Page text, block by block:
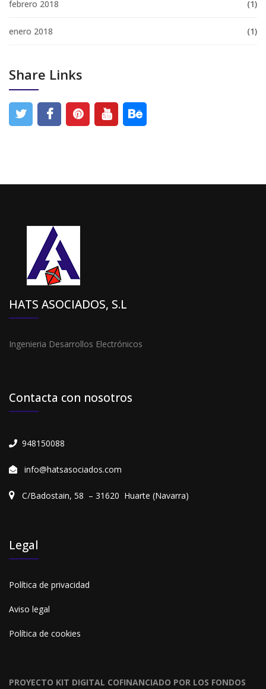
febrero 2018 (1)
enero 2018 (1)
Share Links
HATS ASOCIADOS, S.L
Ingenieria Desarrollos Electrónicos
Contacta con nosotros
948150088
info@hatsasociados.com
C/Badostain, 58 – 31620 Huarte (Navarra)
Legal
Política de privacidad
Aviso legal
Política de cookies
PROYECTO KIT DIGITAL COFINANCIADO POR LOS FONDOS